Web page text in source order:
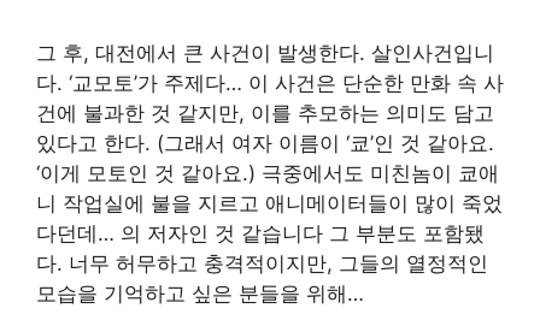
그 후, 대전에서 큰 사건이 발생한다. 살인사건입니
다. ‘교모토’가 주제다… 이 사건은 단순한 만화 속 사
건에 불과한 것 같지만, 이를 추모하는 의미도 담고
있다고 한다. (그래서 여자 이름이 ‘쿄’인 것 같아요.
‘이게 모토인 것 같아요.) 극중에서도 미친놈이 쿄애
니 작업실에 불을 지르고 애니메이터들이 많이 죽었
다던데… 의 저자인 것 같습니다 그 부분도 포함됐
다. 너무 허무하고 충격적이지만, 그들의 열정적인
모습을 기억하고 싶은 분들을 위해…